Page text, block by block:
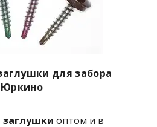
для забора
Юркино
оптом и в